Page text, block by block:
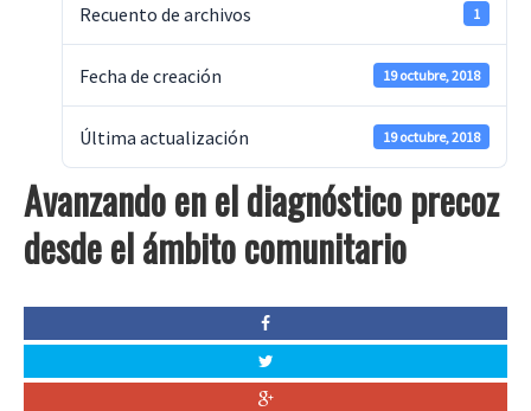
Recuento de archivos 1
Fecha de creación 19 octubre, 2018
Última actualización 19 octubre, 2018
Avanzando en el diagnóstico precoz
desde el ámbito comunitario